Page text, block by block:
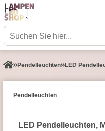
Pendel­leuchten LED
Pendel­leuchten
LED Pendelleuchten,